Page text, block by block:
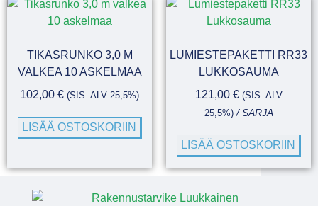
TIKASRUNKO 3,0 M
VALKEA 10 ASKELMAA
102,00 € (SIS. ALV 25,5%)
LISÄÄ OSTOSKORIIN
LUMIESTEPAKETTI RR33
LUKKOSAUMA
121,00 € (SIS. ALV
25,5%)/ SARJA
LISÄÄ OSTOSKORIIN